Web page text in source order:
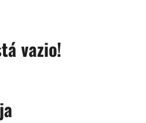
vazio!